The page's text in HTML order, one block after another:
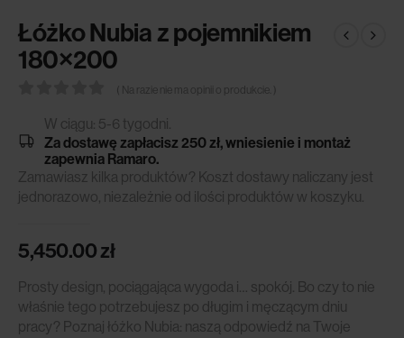
Łóżko Nubia z pojemnikiem
180×200
( Na razie nie ma opinii o produkcie. )
W ciągu: 5-6 tygodni.
Za dostawę zapłacisz 250 zł, wniesienie i montaż
zapewnia Ramaro.
Zamawiasz kilka produktów? Koszt dostawy naliczany jest
jednorazowo, niezależnie od ilości produktów w koszyku.
5,450.00zł
Prosty design, pociągająca wygoda i… spokój. Bo czy to nie
właśnie tego potrzebujesz po długim i męczącym dniu
pracy? Poznaj łóżko Nubia: naszą odpowiedź na Twoje